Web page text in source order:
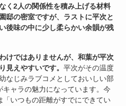
く2人の関係性を積み上げる材料
邸の密室ですが、ラストに平次と
後味の中に少し柔らかい余韻が残
けではありませんが、和葉が平次
見えやすいです。 平次がその温度
なじみラブコメとしておいしい部
ャラの魅力になっています。今
いつもの距離がすでにできてい